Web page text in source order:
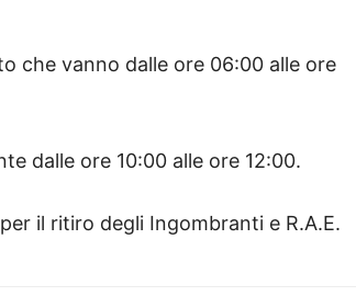
che vanno dalle ore 06:00 alle ore
dalle ore 10:00 alle ore 12:00.
il ritiro degli Ingombranti e R.A.E.